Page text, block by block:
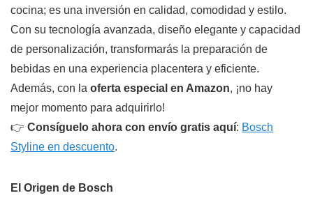
cocina; es una inversión en calidad, comodidad y estilo.
Con su tecnología avanzada, diseño elegante y capacidad
de personalización, transformarás la preparación de
bebidas en una experiencia placentera y eficiente.
Además, con la oferta especial en Amazon, ¡no hay
mejor momento para adquirirlo!
👉 Consíguelo ahora con envío gratis aquí: Bosch
Styline en descuento.
El Origen de Bosch